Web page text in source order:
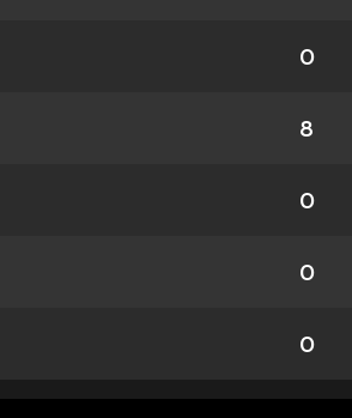
0
8
0
0
0